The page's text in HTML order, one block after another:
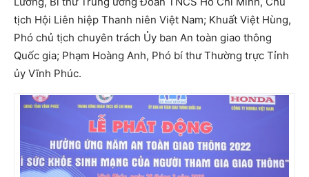
tịch Hội Liên hiệp Thanh niên Việt Nam; Khuất Việt Hùng,
Phó chủ tịch chuyên trách Ủy ban An toàn giao thông
Quốc gia; Phạm Hoàng Anh, Phó bí thư Thường trực Tỉnh
ủy Vĩnh Phúc.